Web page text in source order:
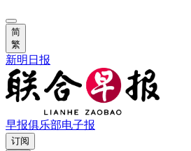
简
繁
新明日报
早报俱乐部电子报
订阅